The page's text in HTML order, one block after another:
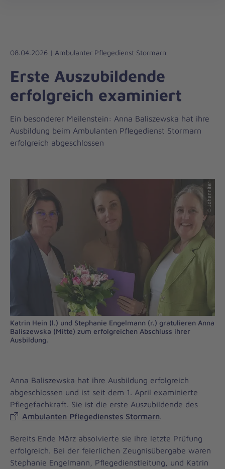
08.04.2026 | Ambulanter Pflegedienst Stormarn
Erste Auszubildende
erfolgreich examiniert
Ein besonderer Meilenstein: Anna Baliszewska hat ihre
Ausbildung beim Ambulanten Pflegedienst Stormarn
erfolgreich abgeschlossen
© Johanniter
Katrin Hein (l.) und Stephanie Engelmann (r.) gratulieren Anna
Baliszewska (Mitte) zum erfolgreichen Abschluss ihrer
Ausbildung.
Anna Baliszewska hat ihre Ausbildung erfolgreich
abgeschlossen und ist seit dem 1. April examinierte
Pflegefachkraft. Sie ist die erste Auszubildende des
Ambulanten Pflegedienstes Stormarn.
Bereits Ende März absolvierte sie ihre letzte Prüfung
erfolgreich. Bei der feierlichen Zeugnisübergabe waren
Stephanie Engelmann, Pflegedienstleitung, und Katrin